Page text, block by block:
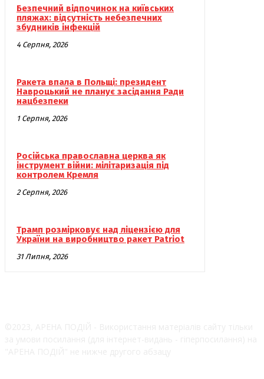
Безпечний відпочинок на київських
пляжах: відсутність небезпечних
збудників інфекцій
4 Серпня, 2026
Ракета впала в Польщі: президент
Навроцький не планує засідання Ради
нацбезпеки
1 Серпня, 2026
Російська православна церква як
інструмент війни: мілітаризація під
контролем Кремля
2 Серпня, 2026
Трамп розмірковує над ліцензією для
України на виробництво ракет Patriot
31 Липня, 2026